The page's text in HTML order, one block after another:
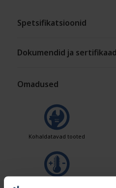
Spetsifikatsioonid
Dokumendid ja
Omadused
Kohaldatavad tooted